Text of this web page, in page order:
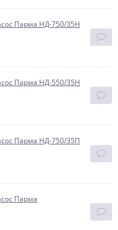
Парма НД-750/35Н
Парма НД-550/35Н
Парма НД-750/35П
Парма